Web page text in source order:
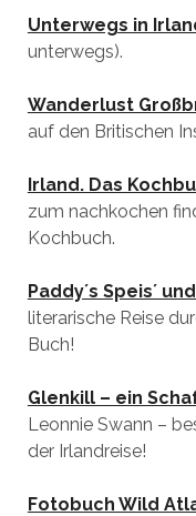
Unterwegs in
unterwegs).
Wanderlust
auf den Britischen
Irland. Das
zum nachkochen
Kochbuch.
Paddy´s Speis´
literarische Reise
Buch!
Glenkill – ein
Leonnie Swann –
der Irlandreise!
Fotobuch Wild